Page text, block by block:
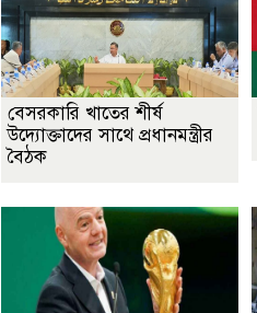
বেসরকারি খাতের শীর্ষ
উদ্যোক্তাদের সাথে প্রধানমন্ত্রীর
বৈঠক